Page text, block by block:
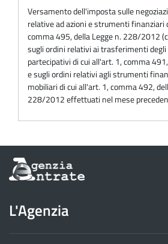
Versamento dell'imposta sulle
relative ad azioni e strumenti finanziari
comma 495, della Legge n. 228/2012
sugli ordini relativi ai trasferimenti
partecipativi di cui all'art. 1, comma
e sugli ordini relativi agli strumenti
mobiliari di cui all'art. 1, comma 492,
228/2012 effettuati nel mese
Informazioni
sul
dell'Agenzia
delle
Entrate
L'Agenzia